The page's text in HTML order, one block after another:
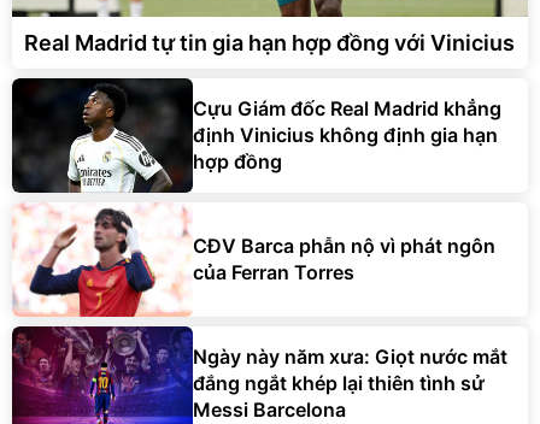
Real Madrid tự tin gia hạn hợp đồng với Vinicius
Cựu Giám đốc Real Madrid khẳng
định Vinicius không định gia hạn
hợp đồng
CĐV Barca phẫn nộ vì phát ngôn
của Ferran Torres
Ngày này năm xưa: Giọt nước mắt
đắng ngắt khép lại thiên tình sử
Messi Barcelona